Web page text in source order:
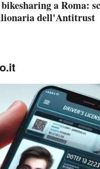
a Roma:
dell'Antitrust